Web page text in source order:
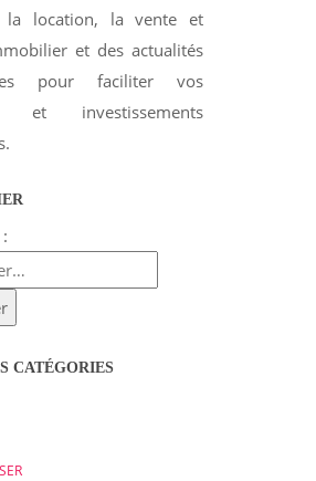
la location, la vente et
et des actualités
pour faciliter vos
et investissements
CATÉGORIES